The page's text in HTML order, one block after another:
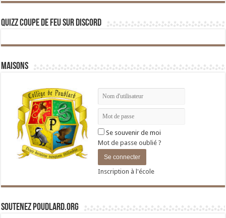
Quizz Coupe de Feu sur Discord
Maisons
Se souvenir de moi
Mot de passe oublié ?
Inscription à l'école
Soutenez Poudlard.org